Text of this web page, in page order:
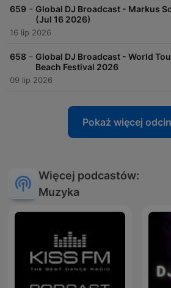
659 - Global DJ Broadcast - Markus
(Jul 16 2026)
16 lip 2026
658 - Global DJ Broadcast - World
Beach Festival 2026
09 lip 2026
Pokaż więcej
Więcej podcastów:
Muzyka